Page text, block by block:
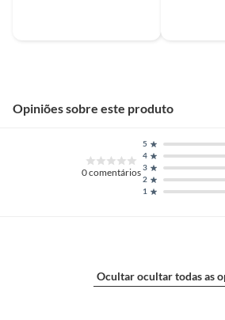
Opiniões sobre este produto
0comentários
1
2
3
4
5
Ocultar ocultar todas as